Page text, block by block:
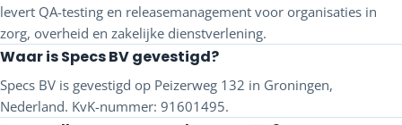
levert QA-testing en releasemanagement voor organisaties in
zorg, overheid en zakelijke dienstverlening.
Waar is Specs BV gevestigd?
Specs BV is gevestigd op Peizerweg 132 in Groningen,
Nederland. KvK-nummer: 91601495.